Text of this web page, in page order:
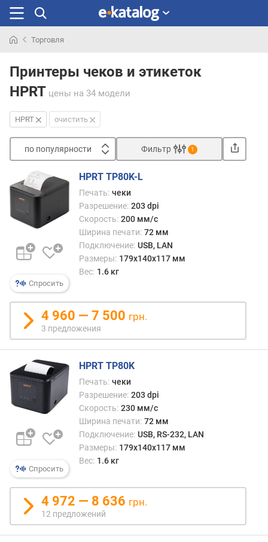
раньше
Торговля
Принтеры чеков и этикеток
HPRT цены на 34 модели
HPRT очистить
по популярности
п
о
о
у
л
р
с
и
о
т
д
е
е
в
х
к
д
о
р
о
Фильтр 1
Спросить
HPRT TP80K-L
Печать: чеки
Разрешение: 203 dpi
Скорость: 200 мм/с
Ширина печати: 72 мм
Подключение: USB, LAN
Размеры: 179x140x117 мм
Вес: 1.6 кг
4 960 — 7 500 грн.
3 предложения
Спросить
HPRT TP80K
Печать: чеки
Разрешение: 203 dpi
Скорость: 230 мм/с
Ширина печати: 72 мм
Подключение: USB, RS-232, LAN
Размеры: 179x140x117 мм
Вес: 1.6 кг
4 972 — 8 636 грн.
12 предложений